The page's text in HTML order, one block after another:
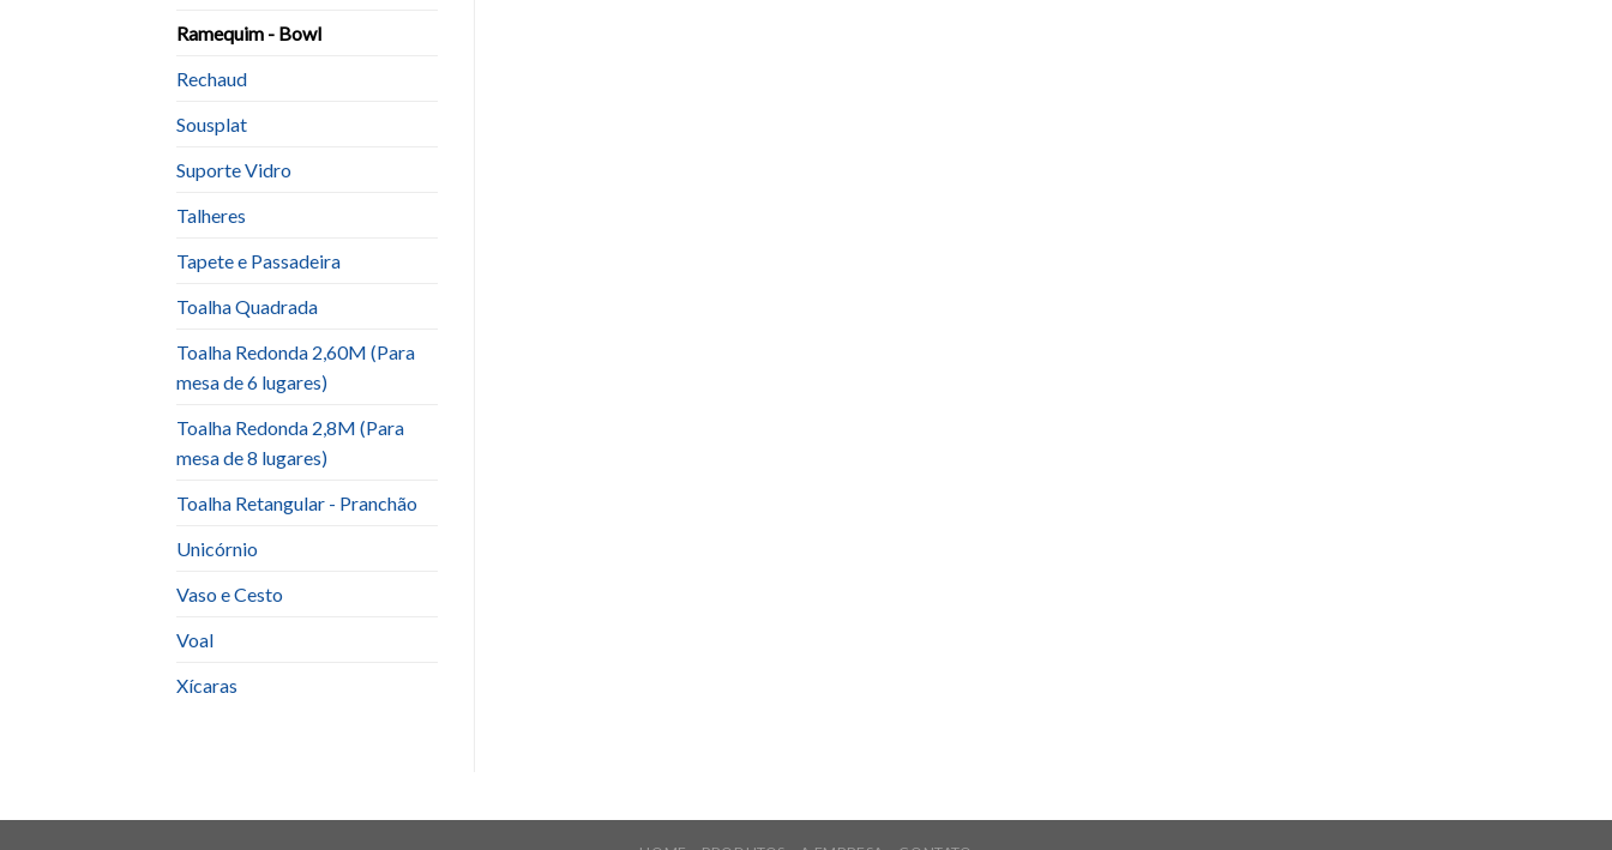
Ramequim - Bowl
Rechaud
Sousplat
Suporte Vidro
Talheres
Tapete e Passadeira
Toalha Quadrada
Toalha Redonda 2,60M (Para
mesa de 6 lugares)
Toalha Redonda 2,8M (Para
mesa de 8 lugares)
Toalha Retangular - Pranchão
Unicórnio
Vaso e Cesto
Voal
Xícaras